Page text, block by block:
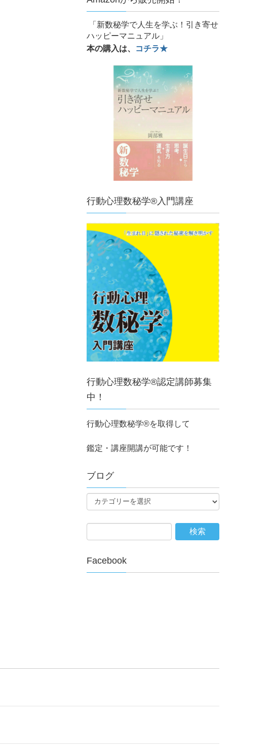
「新数秘学で人生を学ぶ！引き寄せ
ハッピーマニュアル」
本の購入は、
コチラ★
行動心理数秘学®入門講座
行動心理数秘学®認定講師募集
中！
行動心理数秘学®を取得して
鑑定・講座開講が可能です！
ブログ
Facebook